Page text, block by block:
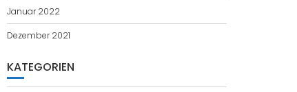
Januar 2022
Dezember 2021
KATEGORIEN